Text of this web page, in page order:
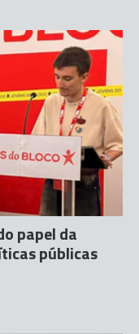
papel da
públicas